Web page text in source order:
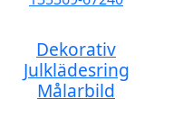
Dekorativ
Julklädesring
Målarbild